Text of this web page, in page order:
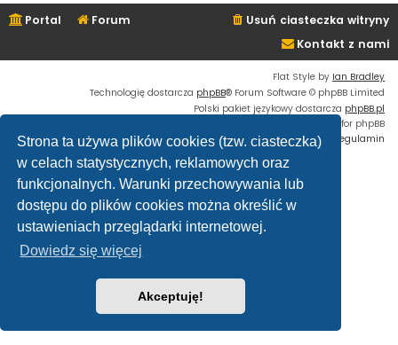
Strona ta używa plików cookies (tzw. ciasteczka)
w celach statystycznych, reklamowych oraz
funkcjonalnych. Warunki przechowywania lub
dostępu do plików cookies można określić w
ustawieniach przeglądarki internetowej.
Dowiedz się więcej
Akceptuję!
Portal Forum
Usuń ciasteczka witryny
Kontakt z nami
Flat Style by Ian Bradley
Technologię dostarcza phpBB® Forum Software © phpBB Limited
Polski pakiet językowy dostarcza phpBB.pl
extension for phpBB
Zasady ochrony danych osobowych
Regulamin